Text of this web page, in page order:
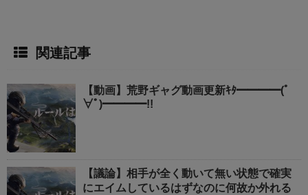
関連記事
【動画】荒野ギャグ動画更新ｷﾀ━━━━(ﾟ
∀ﾟ)━━━━!!
【議論】相手が全く動いて無い状態で確実
にエイムしているはずなのに何故か外れる